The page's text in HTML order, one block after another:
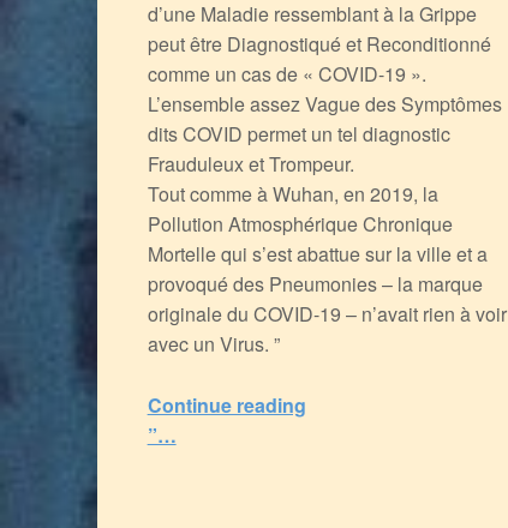
d’une Maladie ressemblant à la Grippe
peut être Diagnostiqué et Reconditionné
comme un cas de « COVID-19 ».
L’ensemble assez Vague des Symptômes
dits COVID permet un tel diagnostic
Frauduleux et Trompeur.
Tout comme à Wuhan, en 2019, la
Pollution Atmosphérique Chronique
Mortelle qui s’est abattue sur la ville et a
provoqué des Pneumonies – la marque
originale du COVID-19 – n’avait rien à voir
avec un Virus. ”
Continue reading“SIDA et COVID, ou la Défaillance du Système Immunitaire par d’autres causes, et l’Arnaque Médicale
”…